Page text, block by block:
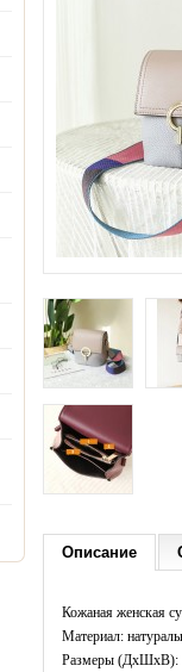
Описание
Кожаная женская
Материал:
Размеры (ДxШхВ):